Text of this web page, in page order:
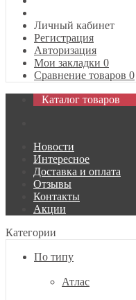
Личный кабинет
Регистрация
Авторизация
Мои закладки 0
Сравнение товаров 0
Каталог товаров
Новости
Интересное
Доставка и оплата
Отзывы
Контакты
Акции
Категории
По типу
Атлас